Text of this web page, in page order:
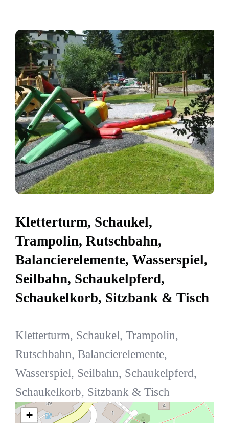
Kletterturm, Schaukel,
Trampolin, Rutschbahn,
Balancierelemente, Wasserspiel,
Seilbahn, Schaukelpferd,
Schaukelkorb, Sitzbank & Tisch
Kletterturm, Schaukel, Trampolin,
Rutschbahn, Balancierelemente,
Wasserspiel, Seilbahn, Schaukelpferd,
Schaukelkorb, Sitzbank & Tisch
+